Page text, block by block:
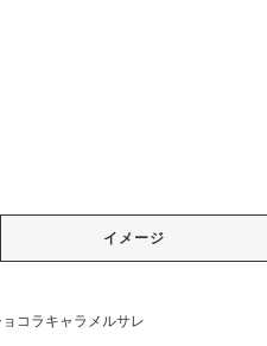
イメージ
コラキャラメルサレ